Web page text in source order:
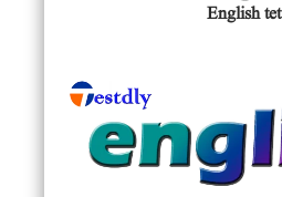
English tet